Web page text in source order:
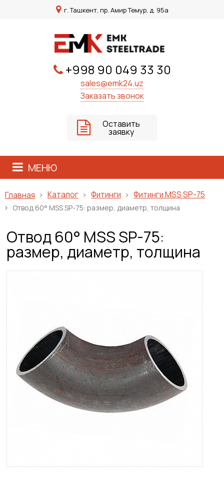
г. Ташкент, пр. Амир Темур, д. 95а
+998 90 049 33 30
sales@emk24.uz
Заказать звонок
Оставить
заявку
МЕНЮ
Главная Каталог Фитинги Фитинги MSS SP-75
Отвод 60° MSS SP-75: размер, диаметр, толщина
Отвод 60° MSS SP-75:
размер, диаметр, толщина